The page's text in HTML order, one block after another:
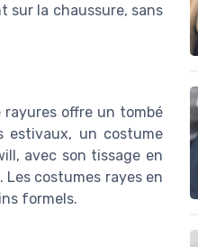
sur la chaussure, sans
offre un tombé
estivaux, un costume
avec son tissage en
costumes rayes en
formels.